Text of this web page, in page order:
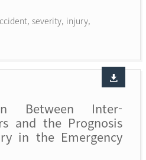
severity, injury,
Between Inter-
and the Prognosis
in the Emergency